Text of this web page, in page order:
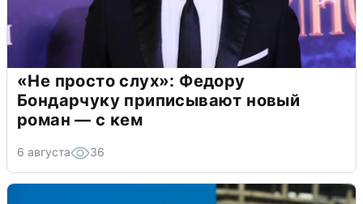
«Не просто слух»: Федору
Бондарчуку приписывают новый
роман — с кем
6 августа 36